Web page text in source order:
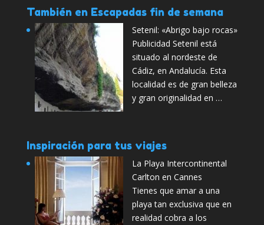
También en Escapadas fin de semana
Setenil: «Abrigo bajo rocas»
Publicidad Setenil está
situado al nordeste de
Cádiz, en Andalucía. Esta
localidad es de gran belleza
y gran originalidad en …
Inspiración para tus viajes
La Playa Intercontinental
Carlton en Cannes
Tienes que amar a una
playa tan exclusiva que en
realidad cobra a los